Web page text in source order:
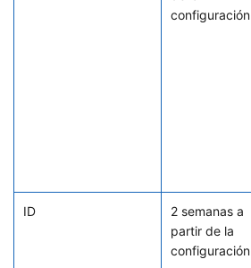
configuración
ID
2 semanas a
partir de la
configuración